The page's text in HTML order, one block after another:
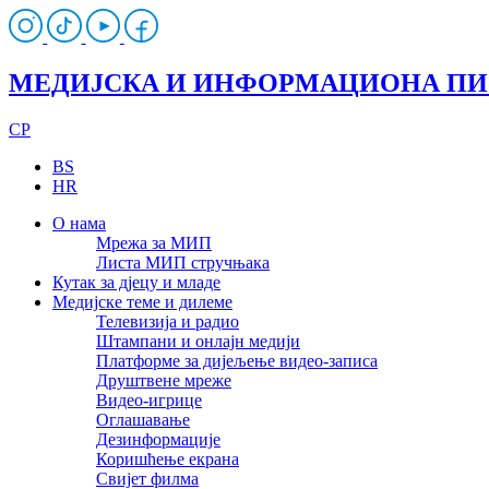
МЕДИЈСКА И ИНФОРМАЦИОНА
CP
BS
HR
О нама
Мрежа за МИП
Листа МИП стручњака
Кутак за дјецу и младе
Медијске теме и дилеме
Телевизија и радио
Штампани и онлајн медији
Платформе за дијељење видео-записа
Друштвене мреже
Видео-игрице
Оглашавање
Дезинформације
Коришћење екрана
Свијет филма